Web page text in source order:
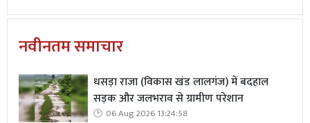
नवीनतम समाचार
धसड़ा राजा (विकास खंड लालगंज) में बदहाल
सड़क और जलभराव से ग्रामीण परेशान
06 Aug 2026 13:24:58